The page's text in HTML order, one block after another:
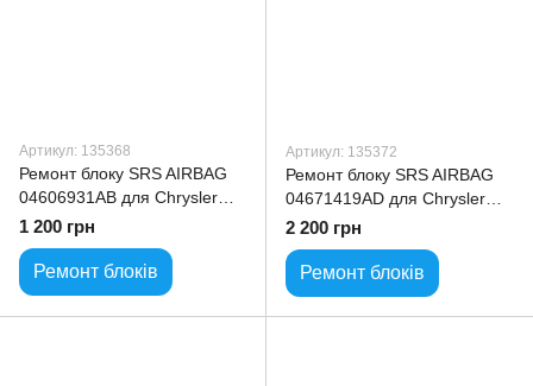
Артикул: 135368
Ремонт блоку SRS AIRBAG
04606931AB для Chrysler
Pacifica
1 200 грн
Ремонт блоків
Артикул: 135372
Ремонт блоку SRS AIRBAG
04671419AD для Chrysler
PTCruiser
2 200 грн
Ремонт блоків